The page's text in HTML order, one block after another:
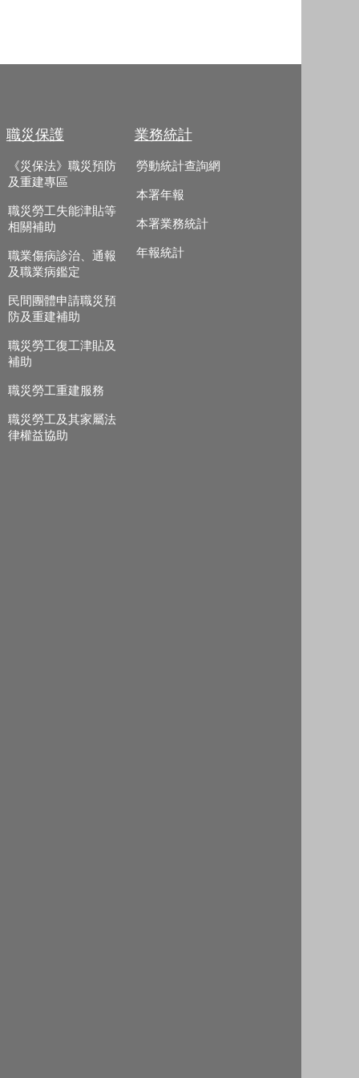
職災保護
《災保法》職災預防
及重建專區
職災勞工失能津貼等
相關補助
職業傷病診治、通報
及職業病鑑定
民間團體申請職災預
防及重建補助
職災勞工復工津貼及
補助
職災勞工重建服務
職災勞工及其家屬法
律權益協助
業務統計
勞動統計查詢網
本署年報
本署業務統計
年報統計